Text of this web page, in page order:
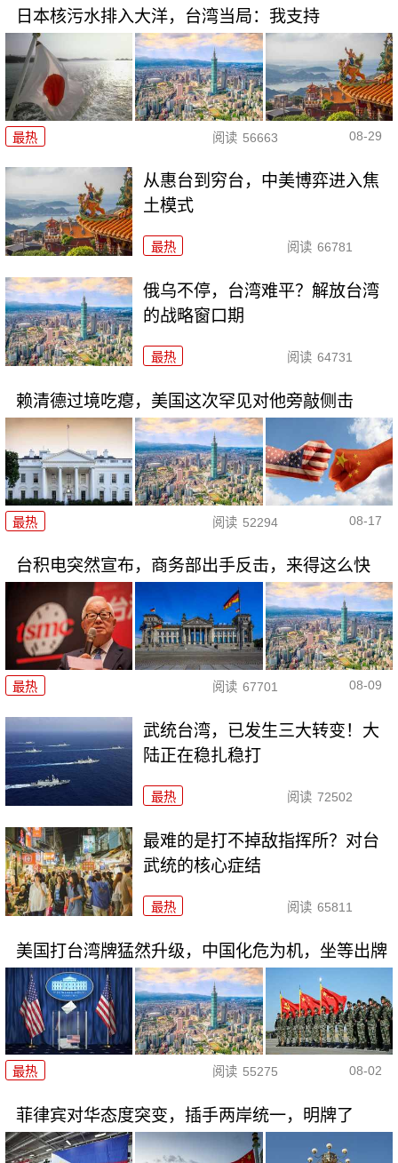
日本核污水排入大洋，台湾当局：我支持
最热 阅读 56663 08-29
从惠台到穷台，中美博弈进入焦
土模式
最热 阅读 66781
俄乌不停，台湾难平？解放台湾
的战略窗口期
最热 阅读 64731
赖清德过境吃瘪，美国这次罕见对他旁敲侧击
最热 阅读 52294 08-17
台积电突然宣布，商务部出手反击，来得这么快
最热 阅读 67701 08-09
武统台湾，已发生三大转变！大
陆正在稳扎稳打
最热 阅读 72502
最难的是打不掉敌指挥所？对台
武统的核心症结
最热 阅读 65811
美国打台湾牌猛然升级，中国化危为机，坐等出牌
最热 阅读 55275 08-02
菲律宾对华态度突变，插手两岸统一，明牌了